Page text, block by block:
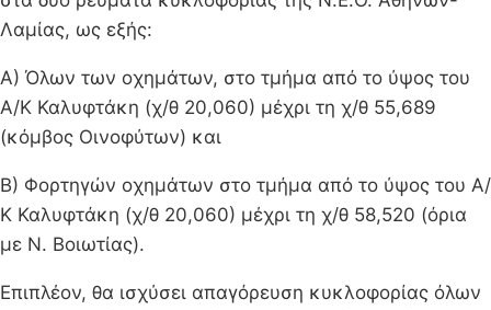
Λαμίας, ως εξής:
Α) Όλων των οχημάτων, στο τμήμα από το ύψος του
Α/Κ Καλυφτάκη (χ/θ 20,060) μέχρι τη χ/θ 55,689
(κόμβος Οινοφύτων) και
Β) Φορτηγών οχημάτων στο τμήμα από το ύψος του Α/
Κ Καλυφτάκη (χ/θ 20,060) μέχρι τη χ/θ 58,520 (όρια
με Ν. Βοιωτίας).
Επιπλέον, θα ισχύσει απαγόρευση κυκλοφορίας όλων